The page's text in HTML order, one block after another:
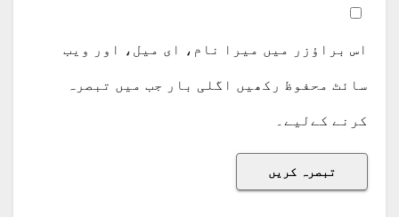
اس براؤزر میں میرا نام، ای میل، اور ویب
سائٹ محفوظ رکھیں اگلی بار جب میں تبصرہ
کرنے کےلیے۔